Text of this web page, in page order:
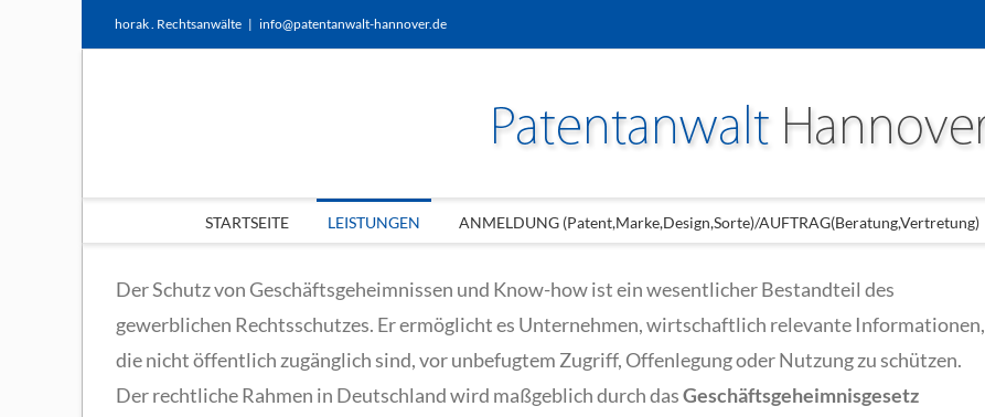
horak . Rechtsanwälte | info@patentanwalt-hannover.de
STARTSEITE LEISTUNGEN ANMELDUNG (Patent,Marke,Design,Sorte)/AUFTRAG(Beratung,Vertretung)
Der Schutz von Geschäftsgeheimnissen und Know-how ist ein wesentlicher Bestandteil des
gewerblichen Rechtsschutzes. Er ermöglicht es Unternehmen, wirtschaftlich relevante Informationen,
die nicht öffentlich zugänglich sind, vor unbefugtem Zugriff, Offenlegung oder Nutzung zu schützen.
Der rechtliche Rahmen in Deutschland wird maßgeblich durch dasGeschäftsgeheimnisgesetz